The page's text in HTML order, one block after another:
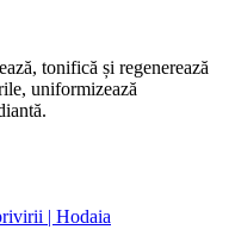
tonifică și regenerează
uniformizează